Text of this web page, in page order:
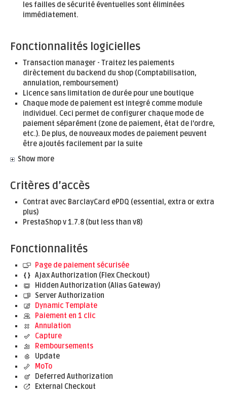
les failles de sécurité éventuelles sont éliminées
immédiatement.
Fonctionnalités logicielles
Transaction manager - Traitez les paiements
dirèctement du backend du shop (Comptabilisation,
annulation, remboursement)
Licence sans limitation de durée pour une boutique
Chaque mode de paiement est integré comme module
individuel. Ceci permet de configurer chaque mode de
paiement séparément (zone de paiement, état de l'ordre,
etc.). De plus, de nouveaux modes de paiement peuvent
être ajoutés facilement par la suite
Show more
Critères d’accès
Contrat avec BarclayCard ePDQ (essential, extra or extra
plus)
PrestaShop v 1.7.8 (but less than v8)
Fonctionnalités
Page de paiement sécurisée
Ajax Authorization (Flex Checkout)
Hidden Authorization (Alias Gateway)
Server Authorization
Dynamic Template
Paiement en 1 clic
Annulation
Capture
Remboursements
Update
MoTo
Deferred Authorization
External Checkout